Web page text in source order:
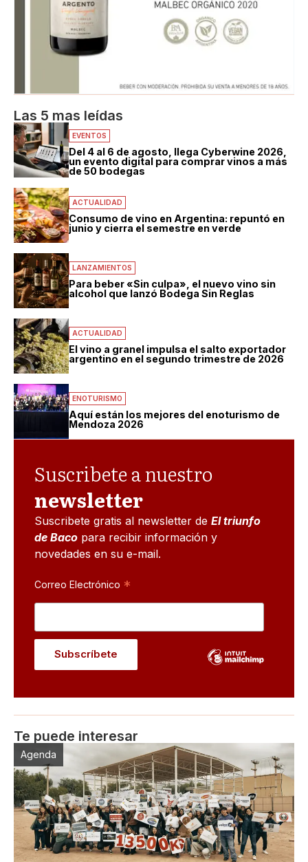
Las 5 mas leídas
EVENTOS
Del 4 al 6 de agosto, llega Cyberwine 2026,
un evento digital para comprar vinos a más
de 50 bodegas
ACTUALIDAD
Consumo de vino en Argentina: repuntó en
junio y cierra el semestre en verde
LANZAMIENTOS
Para beber «Sin culpa», el nuevo vino sin
alcohol que lanzó Bodega Sin Reglas
ACTUALIDAD
El vino a granel impulsa el salto exportador
argentino en el segundo trimestre de 2026
ENOTURISMO
Aquí están los mejores del enoturismo de
Mendoza 2026
Suscribete a nuestro
newsletter
Suscribete gratis al newsletter de El triunfo
de Baco para recibir información y
novedades en su e-mail.
Correo Electrónico *
Te puede interesar
Agenda